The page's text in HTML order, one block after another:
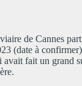
de Cannes
(date à
fait un grand